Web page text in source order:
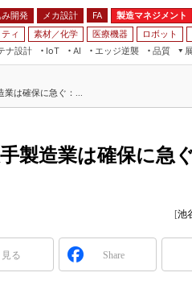
開発 メカ設計 FA 製造マネジメント
ィ 素材／化学 医療機器 ロボット
ナ設計
IoT
AI
エッジ逆襲 品質
JIMTOF
IIFES
つながるクルマ
VR／AR
フィールドサービス
FA
モビリティ
は確保に急ぐ：...
製造業は確保に急
[池
見る Share